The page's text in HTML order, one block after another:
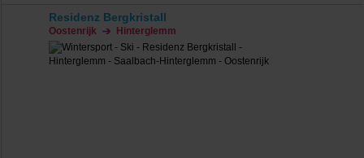
Residenz Bergkristall
Oostenrijk Hinterglemm